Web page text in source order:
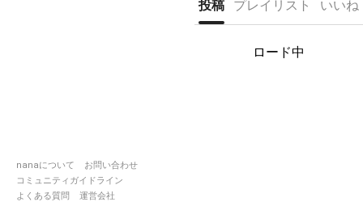
nanaについて
お問い合わせ
コミュニティガイドライン
よくある質問
運営会社
投稿 プレイリスト いいね
ロード中